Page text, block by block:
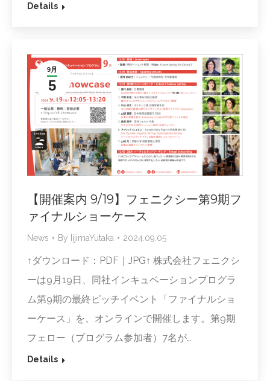
Details
9月
5
【開催案内 9/19】フェニクシー第9期フ
ァイナルショーケース
News By IijimaYutaka 2024.09.05
↑ダウンロード：PDF｜JPG↑ 株式会社フェニクシ
ーは9月19日、同社インキュベーションプログラ
ム第9期の最終ピッチイベント「ファイナルショ
ーケース」を、オンラインで開催します。第9期
フェロー（プログラム参加者）7名が…
Details